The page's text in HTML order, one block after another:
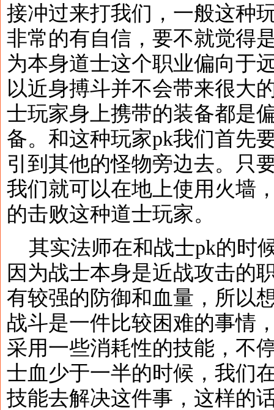
接冲过来打我们，一般这种
非常的有自信，要不就觉得
为本身道士这个职业偏向于
以近身搏斗并不会带来很大
士玩家身上携带的装备都是
备。和这种玩家pk我们首先
引到其他的怪物旁边去。只
我们就可以在地上使用火墙
的击败这种道士玩家。
其实法师在和战士pk的时
因为战士本身是近战攻击的
有较强的防御和血量，所以
战斗是一件比较困难的事情
采用一些消耗性的技能，不
士血少于一半的时候，我们
技能去解决这件事，这样的